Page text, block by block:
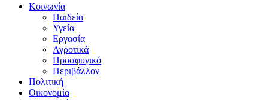
Κοινωνία
Παιδεία
Υγεία
Εργασία
Αγροτικά
Προσφυγικό
Περιβάλλον
Πολιτική
Οικονομία